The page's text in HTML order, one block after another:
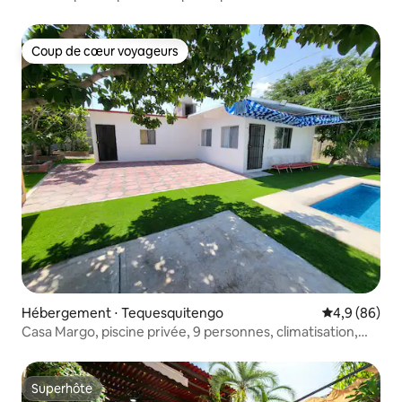
Coup de cœur voyageurs
Coup de cœur voyageurs
Hébergement ⋅ Tequesquitengo Évaluation
4,9 (86)
Casa Margo, piscine privée, 9 personnes, climatisation,
Superhôte
Superhôte